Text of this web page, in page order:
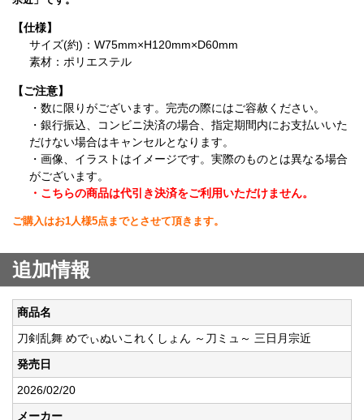
【仕様】
サイズ(約)：W75mm×H120mm×D60mm
素材：ポリエステル
【ご注意】
・数に限りがございます。完売の際にはご容赦ください。
・銀行振込、コンビニ決済の場合、指定期間内にお支払いいた
だけない場合はキャンセルとなります。
・画像、イラストはイメージです。実際のものとは異なる場合
がございます。
・こちらの商品は代引き決済をご利用いただけません。
ご購入はお1人様5点までとさせて頂きます。
追加情報
商品名
刀剣乱舞 めでぃぬいこれくしょん ～刀ミュ～ 三日月宗近
発売日
2026/02/20
メーカー